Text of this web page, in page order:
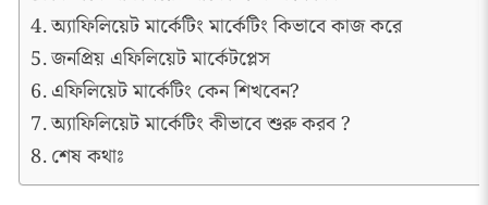
অ্যাফিলিয়েট মার্কেটিং মার্কেটিং কিভাবে কাজ করে
জনপ্রিয় এফিলিয়েট মার্কেটপ্লেস
এফিলিয়েট মার্কেটিং কেন শিখবেন?
অ্যাফিলিয়েট মার্কেটিং কীভাবে শুরু করব ?
শেষ কথাঃ